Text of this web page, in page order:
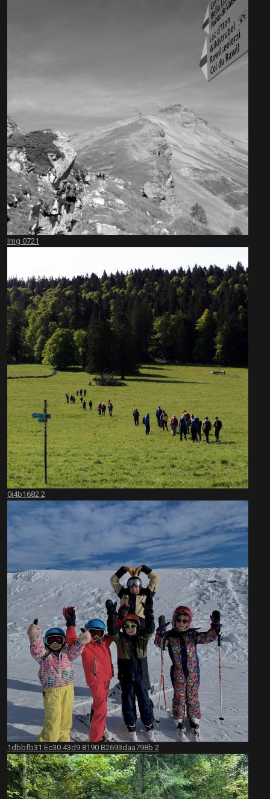
Img 0721
0i4b1682 2
1dbbfb31 Ec30 43d9 8190 B2693daa798b 2